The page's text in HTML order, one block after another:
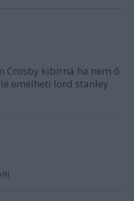
Crosby kibírná ha nem ő
emelheti lord stanley